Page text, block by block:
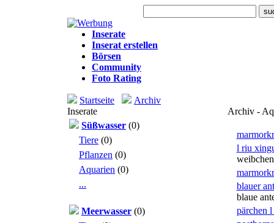
Inserate
Inserat erstellen
Börsen
Community
Foto Rating
Startseite
Archiv
Inserate
Süßwasser (0)
Tiere (0)
Pflanzen (0)
Aquarien (0)
...
Meerwasser (0)
Archiv -
l riu
blauer
blaue
pärchen